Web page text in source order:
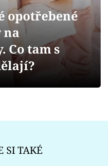
opotřebené
na
Co tam s
SI TAKÉ